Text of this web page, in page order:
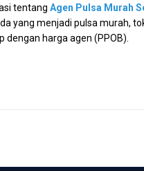
tentang Agen Pulsa Murah
yang menjadi pulsa murah,
dengan harga agen (PPOB).